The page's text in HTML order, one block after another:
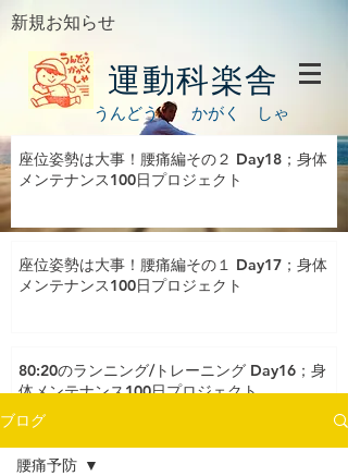
新規お知らせ
運動科楽舎
うんどう かがく しゃ
座位姿勢は大事！腰痛編その２ Day18；身体
メンテナンス100日プロジェクト
座位姿勢は大事！腰痛編その１ Day17；身体
メンテナンス100日プロジェクト
80:20のランニング/トレーニング Day16；身
体メンテナンス100日プロジェクト
ブログ
腰痛予防